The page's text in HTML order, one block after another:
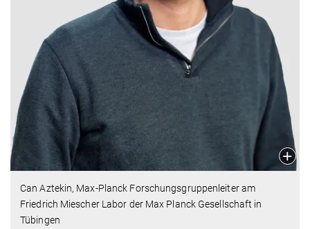
Can Aztekin, Max-Planck Forschungsgruppenleiter am
Friedrich Miescher Labor der Max Planck Gesellschaft in
Tübingen